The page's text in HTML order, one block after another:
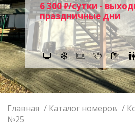
6 300 ₽/сутки -
праздничные дни
Главная Каталог номеров
№25